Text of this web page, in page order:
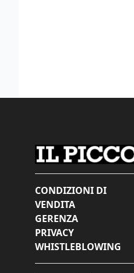
CONDIZIONI DI
VENDITA
GERENZA
PRIVACY
WHISTLEBLOWING